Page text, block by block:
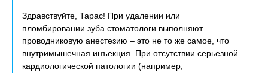
Здравствуйте, Тарас! При удалении или
пломбировании зуба стоматологи выполняют
проводниковую анестезию – это не то же самое, что
внутримышечная инъекция. При отсутствии серьезной
кардиологической патологии (например,